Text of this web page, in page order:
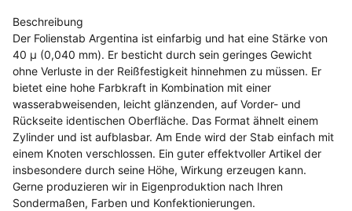
Beschreibung
Der Folienstab Argentina ist einfarbig und hat eine Stärke von
40 µ (0,040 mm). Er besticht durch sein geringes Gewicht
ohne Verluste in der Reißfestigkeit hinnehmen zu müssen. Er
bietet eine hohe Farbkraft in Kombination mit einer
wasserabweisenden, leicht glänzenden, auf Vorder- und
Rückseite identischen Oberfläche. Das Format ähnelt einem
Zylinder und ist aufblasbar. Am Ende wird der Stab einfach mit
einem Knoten verschlossen. Ein guter effektvoller Artikel der
insbesondere durch seine Höhe, Wirkung erzeugen kann.
Gerne produzieren wir in Eigenproduktion nach Ihren
Sondermaßen, Farben und Konfektionierungen.